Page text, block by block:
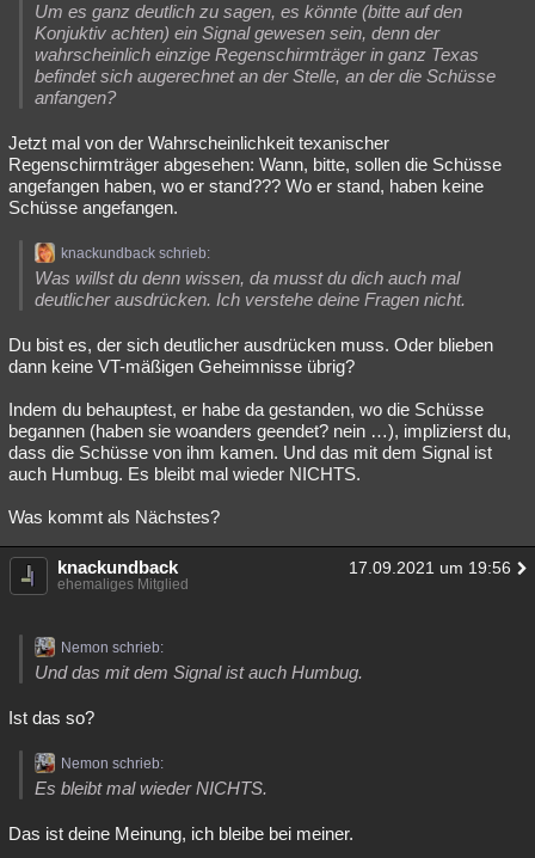
Um es ganz deutlich zu sagen, es könnte (bitte auf den
Konjuktiv achten) ein Signal gewesen sein, denn der
wahrscheinlich einzige Regenschirmträger in ganz Texas
befindet sich augerechnet an der Stelle, an der die Schüsse
anfangen?
Jetzt mal von der Wahrscheinlichkeit texanischer
Regenschirmträger abgesehen: Wann, bitte, sollen die Schüsse
angefangen haben, wo er stand??? Wo er stand, haben keine
Schüsse angefangen.
knackundback schrieb:
Was willst du denn wissen, da musst du dich auch mal
deutlicher ausdrücken. Ich verstehe deine Fragen nicht.
Du bist es, der sich deutlicher ausdrücken muss. Oder blieben
dann keine VT-mäßigen Geheimnisse übrig?
Indem du behauptest, er habe da gestanden, wo die Schüsse
begannen (haben sie woanders geendet? nein …), implizierst du,
dass die Schüsse von ihm kamen. Und das mit dem Signal ist
auch Humbug. Es bleibt mal wieder NICHTS.
Was kommt als Nächstes?
knackundback 17.09.2021 um 19:56
ehemaliges Mitglied
Nemon schrieb:
Und das mit dem Signal ist auch Humbug.
Ist das so?
Nemon schrieb:
Es bleibt mal wieder NICHTS.
Das ist deine Meinung, ich bleibe bei meiner.